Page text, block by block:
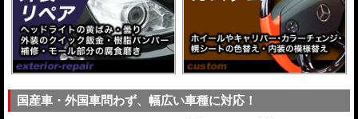
国産車・外国車問わず、幅広い車種に対応！